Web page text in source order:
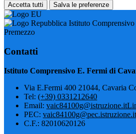
Accetta tutti Salva le preferenze
Istituto
Premezzo
Contatti
Istituto Comprensivo E. Fermi di
Via E.Fermi 400 21044, Cavaria
Tel: (+39) 0331212640
Email: vaic84100g@istruzione.it
PEC: vaic84100g@pec.istruzione.it
C.F.: 82010620126